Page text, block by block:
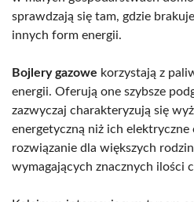
sprawdzają się tam, gdzie
innych form energii.
Bojlery gazowe korzystają z
energii. Oferują one szybsze
zazwyczaj charakteryzują się
energetyczną niż ich
rozwiązanie dla większych
wymagających znacznych ilości